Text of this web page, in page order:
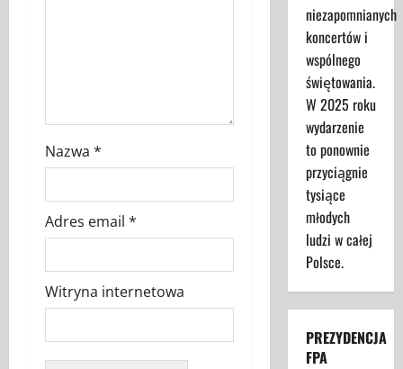
Nazwa *
Adres email *
Witryna internetowa
niezapomnianych
koncertów i
wspólnego
świętowania.
W 2025 roku
wydarzenie
to ponownie
przyciągnie
tysiące
młodych
ludzi w całej
Polsce.
PREZYDENCJA
FPA